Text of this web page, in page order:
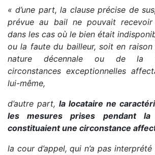
« d’une part, la clause précise de
prévue au bail ne pouvait
dans les cas où le bien était
ou la faute du bailleur, soit en
nature décennale ou de la
circonstances exceptionnelles
lui-même,
d’autre part, la locataire ne
les mesures prises pendant la
constituaient une circonstance
la cour d’appel, qui n’a pas